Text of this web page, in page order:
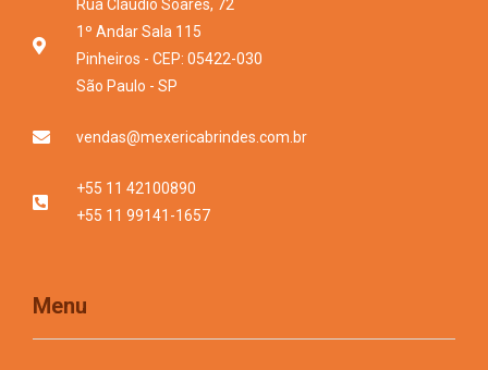
Rua Cláudio Soares, 72
1º Andar Sala 115
Pinheiros - CEP: 05422-030
São Paulo - SP
vendas@mexericabrindes.com.br
+55 11 42100890
+55 11 99141-1657
Menu